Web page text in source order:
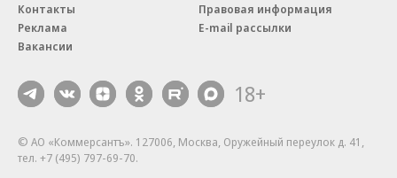
Контакты
Реклама
Вакансии
Правовая информация
E-mail рассылки
18+
© АО «Коммерсантъ». 127006, Москва, Оружейный переулок д. 41,
тел. +7 (495) 797-69-70.